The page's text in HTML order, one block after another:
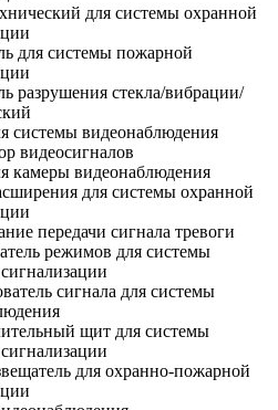
для системы охранной
для системы пожарной
разрушения стекла/вибрации/
системы видеонаблюдения
видеосигналов
камеры видеонаблюдения
для системы охранной
передачи сигнала тревоги
режимов для системы
сигнала для системы
щит для системы
для охранно-пожарной